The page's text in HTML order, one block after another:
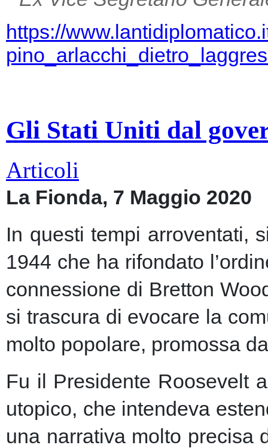
https://
Gli Stati Uniti dal
Articoli
La Fionda, 7 Maggio 2020
In questi tempi arroventati,
1944 che ha rifondato
connessione di Bretton
si trascura di evocare la
molto popolare, promossa
Fu il Presidente Roosevelt
utopico, che intendeva
una narrativa molto precisa